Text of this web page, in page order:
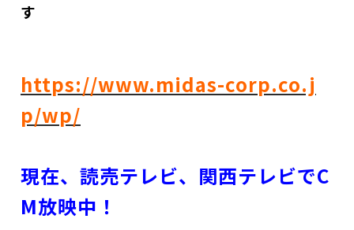
す
https://www.midas-corp.co.j
p/wp/
現在、読売テレビ、関西テレビでC
M放映中！